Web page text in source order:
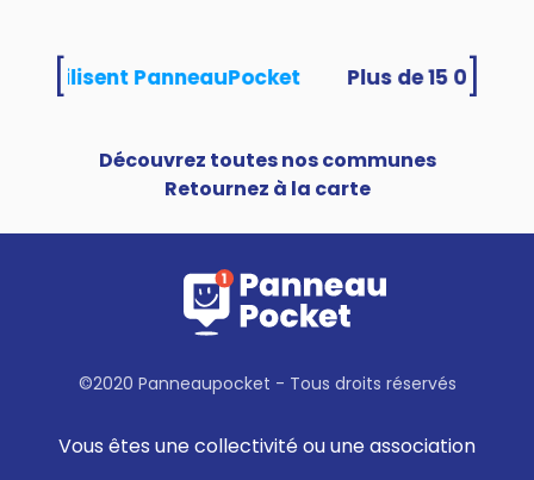
utilisent PanneauPocket
Découvrez toutes nos communes
Retournez à la carte
©2020 Panneaupocket - Tous droits réservés
Vous êtes une collectivité ou une association